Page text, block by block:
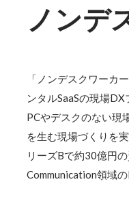
ノンデ
「ノンデスクワーカ
ンタルSaaSの現場
PCやデスクのない現
を生む現場づくりを
リーズBで約30億円
Communication領域